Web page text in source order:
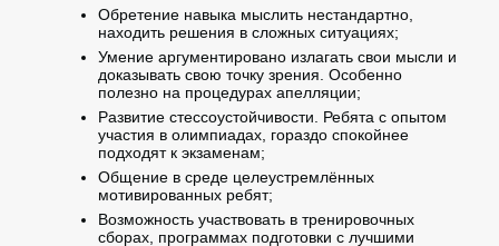
Обретение навыка мыслить нестандартно,
находить решения в сложных ситуациях;
Умение аргументировано излагать свои мысли и
доказывать свою точку зрения. Особенно
полезно на процедурах апелляции;
Развитие стессоустойчивости. Ребята с опытом
участия в олимпиадах, гораздо спокойнее
подходят к экзаменам;
Общение в среде целеустремлённых
мотивированных ребят;
Возможность участвовать в тренировочных
сборах, программах подготовки с лучшими